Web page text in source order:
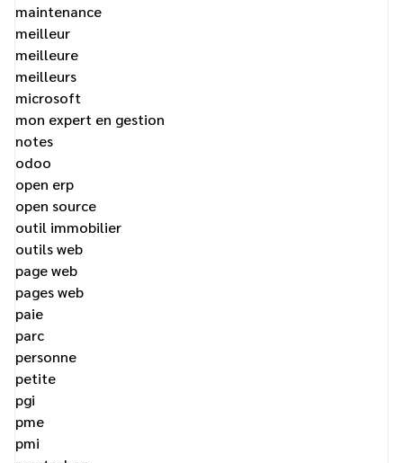
maintenance
meilleur
meilleure
meilleurs
microsoft
mon expert en gestion
notes
odoo
open erp
open source
outil immobilier
outils web
page web
pages web
paie
parc
personne
petite
pgi
pme
pmi